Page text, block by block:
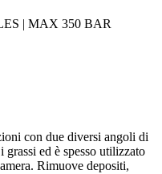
| MAX 350 BAR
con due diversi angoli di
ed è spesso utilizzato
Rimuove depositi,